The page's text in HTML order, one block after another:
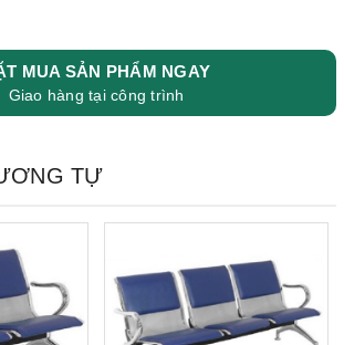
MUA SẢN PHẨM NGAY
Giao hàng tại công trình
TỰ